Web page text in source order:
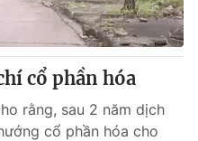
điện tử số 483/GP-BTTTT
Hạnh, Phạm Quốc Thắng,
cổ phần hóa
rằng, sau 2 năm dịch
cổ phần hóa cho